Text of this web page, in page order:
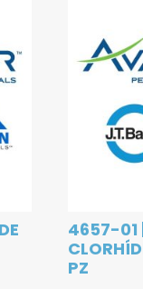
4657-01
PZ